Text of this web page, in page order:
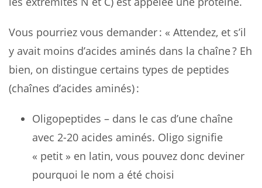
Vous pourriez vous demander : « Attendez, et s’il
y avait moins d’acides aminés dans la chaîne ? Eh
bien, on distingue certains types de peptides
(chaînes d’acides aminés) :
Oligopeptides – dans le cas d’une chaîne
avec 2-20 acides aminés. Oligo signifie
« petit » en latin, vous pouvez donc deviner
pourquoi le nom a été choisi